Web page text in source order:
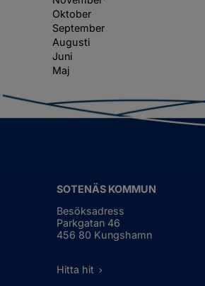
Oktober
September
Augusti
Juni
Maj
SOTENÄS KOMMUN
Besöksadress
Parkgatan 46
456 80 Kungshamn
Hitta hit